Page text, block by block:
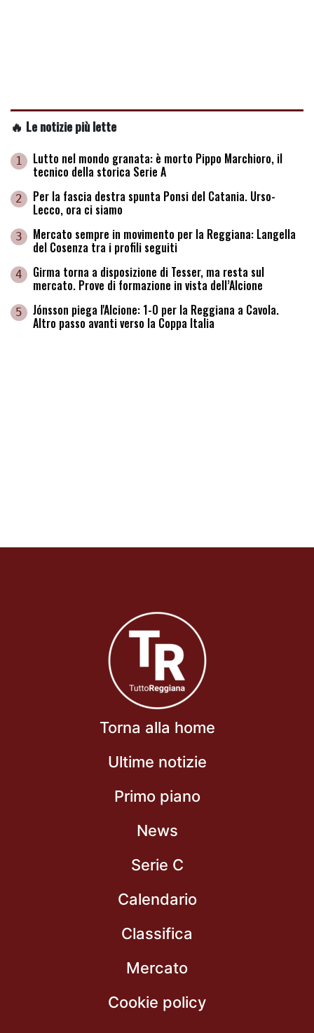
🔥 Le notizie più lette
1 Lutto nel mondo granata: è morto Pippo Marchioro, il
tecnico della storica Serie A
2 Per la fascia destra spunta Ponsi del Catania. Urso-
Lecco, ora ci siamo
3 Mercato sempre in movimento per la Reggiana: Langella
del Cosenza tra i profili seguiti
4 Girma torna a disposizione di Tesser, ma resta sul
mercato. Prove di formazione in vista dell’Alcione
5 Jónsson piega l'Alcione: 1-0 per la Reggiana a Cavola.
Altro passo avanti verso la Coppa Italia
Torna alla home
Ultime notizie
Primo piano
News
Serie C
Calendario
Classifica
Mercato
Cookie policy